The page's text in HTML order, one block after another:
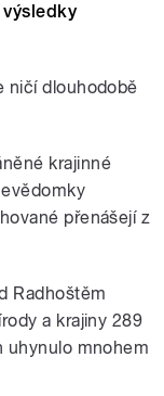
ničí dlouhodobě
krajinné
přenášejí z
Radhoštěm
a krajiny 289
uhynulo mnohem